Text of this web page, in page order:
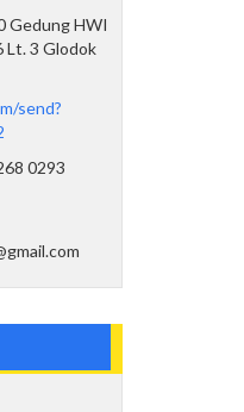
Gedung HWI
Lt. 3 Glodok
send?
0293